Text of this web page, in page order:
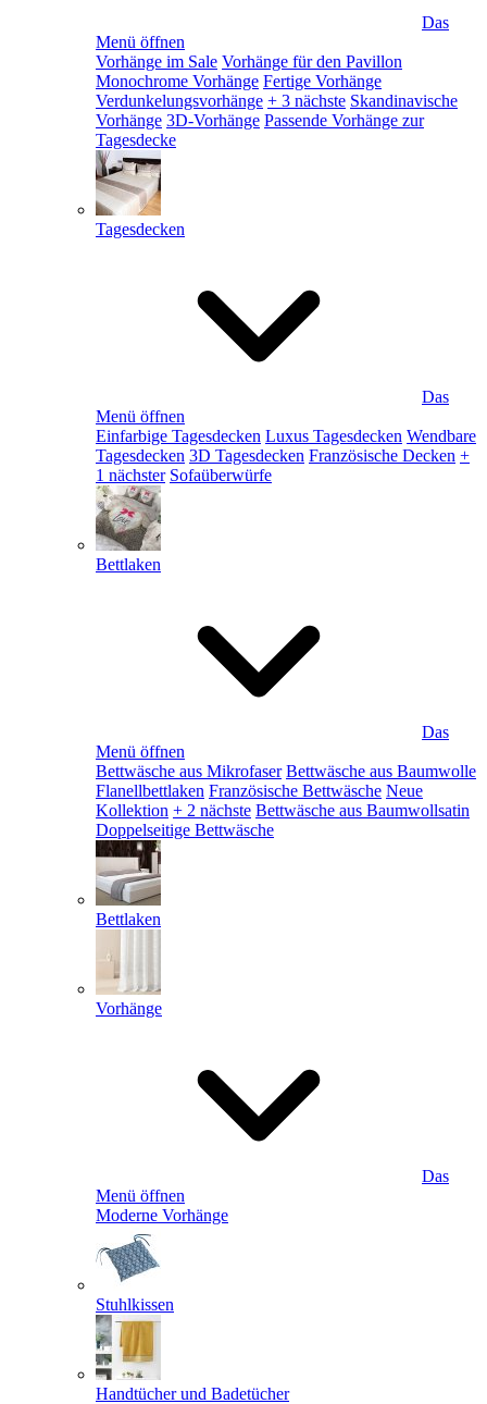
Das
Menü öffnen
Vorhänge im Sale Vorhänge für den Pavillon
Monochrome Vorhänge Fertige Vorhänge
Verdunkelungsvorhänge + 3 nächste Skandinavische
Vorhänge 3D-Vorhänge Passende Vorhänge zur
Tagesdecke
Tagesdecken
Das
Menü öffnen
Einfarbige Tagesdecken Luxus Tagesdecken Wendbare
Tagesdecken 3D Tagesdecken Französische Decken +
1 nächster Sofaüberwürfe
Bettlaken
Das
Menü öffnen
Bettwäsche aus Mikrofaser Bettwäsche aus Baumwolle
Flanellbettlaken Französische Bettwäsche Neue
Kollektion + 2 nächste Bettwäsche aus Baumwollsatin
Doppelseitige Bettwäsche
Bettlaken
Vorhänge
Das
Menü öffnen
Moderne Vorhänge
Stuhlkissen
Handtücher und Badetücher